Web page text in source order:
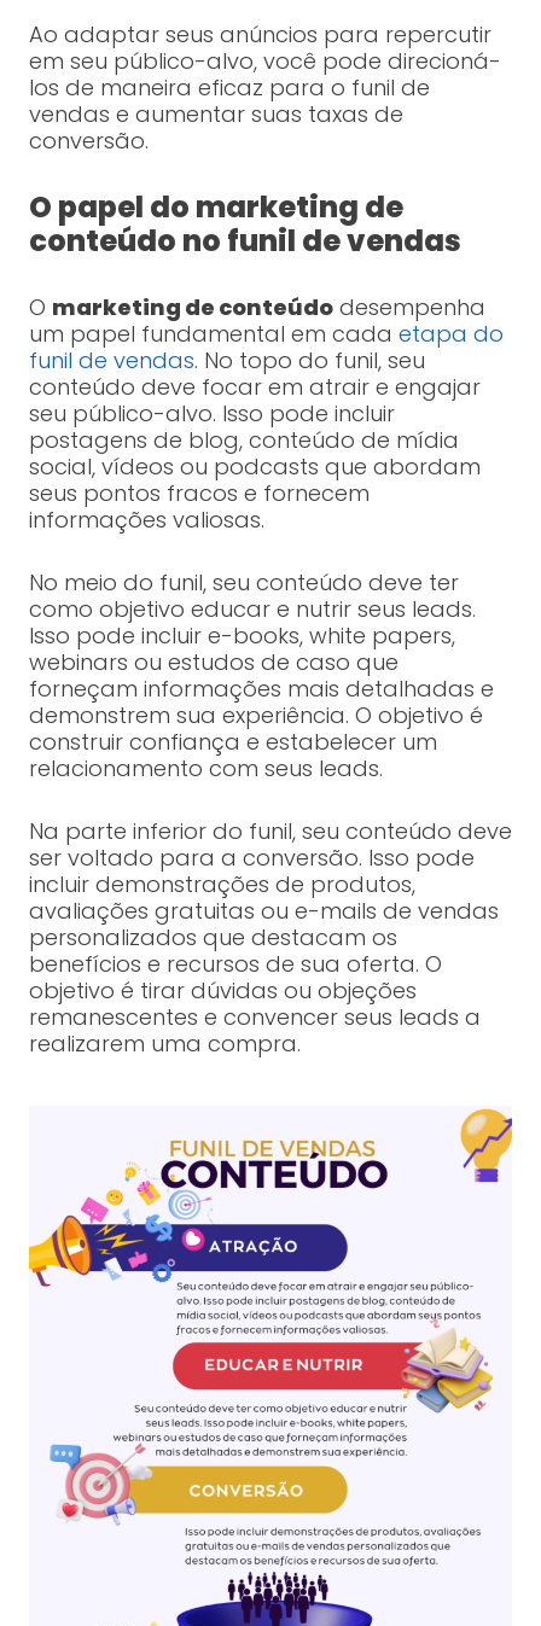
Ao adaptar seus anúncios para repercutir
em seu público-alvo, você pode direcioná-
los de maneira eficaz para o funil de
vendas e aumentar suas taxas de
conversão.
O papel do marketing de
conteúdo no funil de vendas
O marketing de conteúdodesempenha
um papel fundamental em cada etapa do
funil de vendas. No topo do funil, seu
conteúdo deve focar em atrair e engajar
seu público-alvo. Isso pode incluir
postagens de blog, conteúdo de mídia
social, vídeos ou podcasts que abordam
seus pontos fracos e fornecem
informações valiosas.
No meio do funil, seu conteúdo deve ter
como objetivo educar e nutrir seus leads.
Isso pode incluir e-books, white papers,
webinars ou estudos de caso que
forneçam informações mais detalhadas e
demonstrem sua experiência. O objetivo é
construir confiança e estabelecer um
relacionamento com seus leads.
Na parte inferior do funil, seu conteúdo deve
ser voltado para a conversão. Isso pode
incluir demonstrações de produtos,
avaliações gratuitas ou e-mails de vendas
personalizados que destacam os
benefícios e recursos de sua oferta. O
objetivo é tirar dúvidas ou objeções
remanescentes e convencer seus leads a
realizarem uma compra.